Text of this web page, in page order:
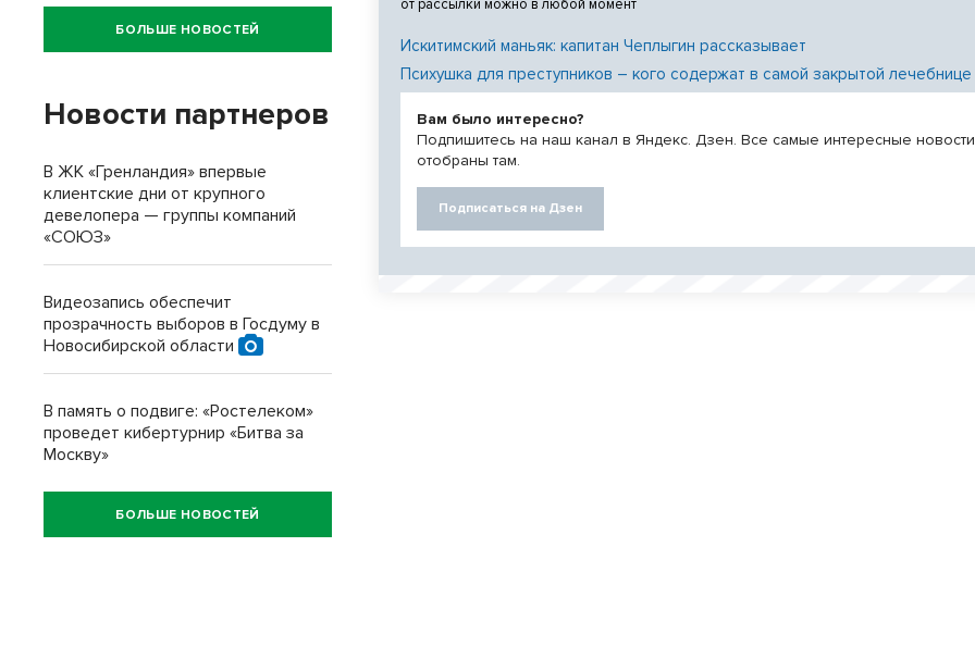
от рассылки можно в любой момент
Искитимский маньяк: капитан Чеплыгин рассказывает
Психушка для преступников – кого содержат в самой закрытой
Вам было интересно?
Подпишитесь на наш канал в Яндекс. Дзен. Все самые интересные новости
отобраны там.
Подписаться на Дзен
БОЛЬШЕ НОВОСТЕЙ
Новости партнеров
В ЖК «Гренландия» впервые
клиентские дни от крупного
девелопера — группы компаний
«СОЮЗ»
Видеозапись обеспечит
прозрачность выборов в Госдуму в
Новосибирской области
В память о подвиге: «Ростелеком»
проведет кибертурнир «Битва за
Москву»
БОЛЬШЕ НОВОСТЕЙ